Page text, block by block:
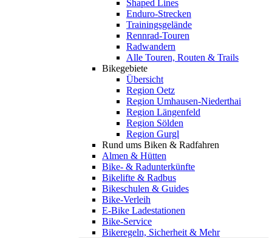
Shaped Lines
Enduro-Strecken
Trainingsgelände
Rennrad-Touren
Radwandern
Alle Touren, Routen & Trails
Bikegebiete
Übersicht
Region Oetz
Region Umhausen-Niederthai
Region Längenfeld
Region Sölden
Region Gurgl
Rund ums Biken & Radfahren
Almen & Hütten
Bike- & Radunterkünfte
Bikelifte & Radbus
Bikeschulen & Guides
Bike-Verleih
E-Bike Ladestationen
Bike-Service
Bikeregeln, Sicherheit & Mehr